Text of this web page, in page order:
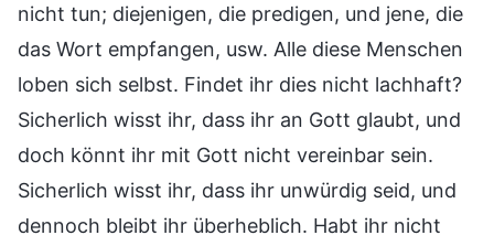
nicht tun; diejenigen, die predigen, und jene, die
das Wort empfangen, usw. Alle diese Menschen
loben sich selbst. Findet ihr dies nicht lachhaft?
Sicherlich wisst ihr, dass ihr an Gott glaubt, und
doch könnt ihr mit Gott nicht vereinbar sein.
Sicherlich wisst ihr, dass ihr unwürdig seid, und
dennoch bleibt ihr überheblich. Habt ihr nicht